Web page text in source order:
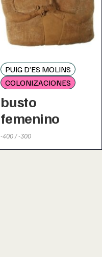
PUIG D’ES MOLINS
COLONIZACIONES
busto
femenino
-400 / -300